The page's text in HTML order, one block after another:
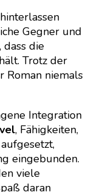
Gegner und
dass die
Trotz der
Roman niemals
Integration
, Fähigkeiten,
eingebunden.
viele
daran